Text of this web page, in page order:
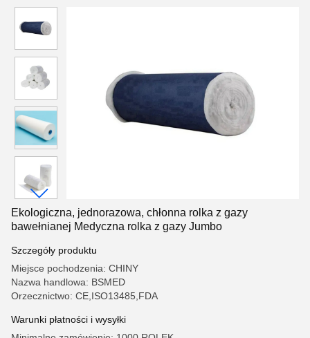
Ekologiczna, jednorazowa, chłonna rolka z gazy
bawełnianej Medyczna rolka z gazy Jumbo
Szczegóły produktu
Miejsce pochodzenia: CHINY
Nazwa handlowa: BSMED
Orzecznictwo: CE,ISO13485,FDA
Warunki płatności i wysyłki